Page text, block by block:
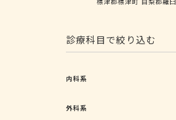
診療科目で絞り込む
内科系
外科系